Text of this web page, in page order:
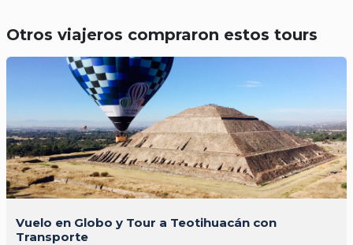
Otros viajeros compraron estos tours
Vuelo en Globo y Tour a Teotihuacán con
Transporte